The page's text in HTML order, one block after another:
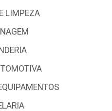
LIMPEZA